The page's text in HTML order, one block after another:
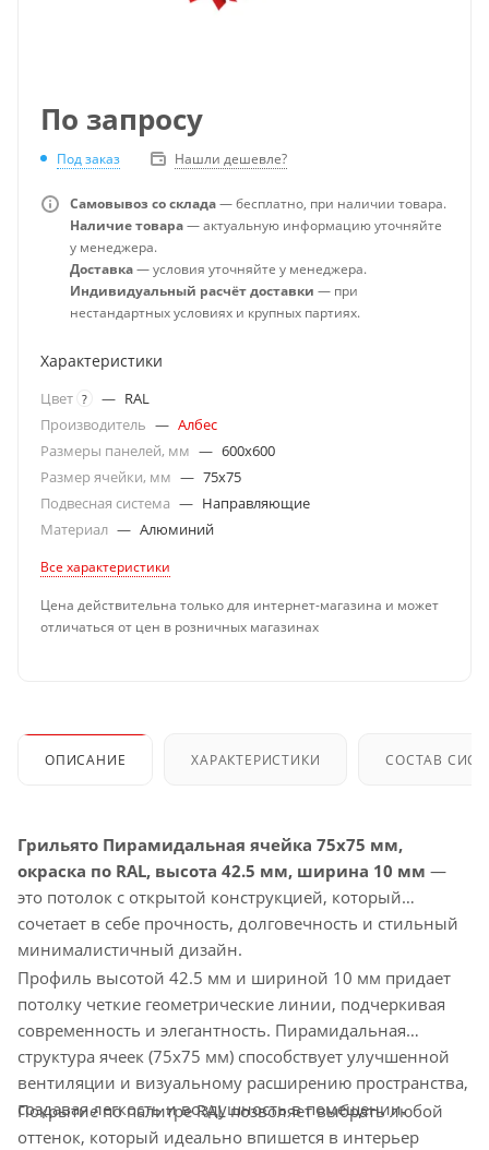
По запросу
Под заказ Нашли дешевле?
Самовывоз со склада— бесплатно, при наличии товара.
Наличие товара— актуальную информацию уточняйте
у менеджера.
Доставка— условия уточняйте у менеджера.
Индивидуальный расчёт доставки — при
нестандартных условиях и крупных партиях.
Характеристики
Цвет ? — RAL
Производитель — Албес
Размеры панелей, мм — 600x600
Размер ячейки, мм — 75x75
Подвесная система — Направляющие
Материал — Алюминий
Все характеристики
Цена действительна только для интернет-магазина и может
отличаться от цен в розничных магазинах
ОПИСАНИЕ ХАРАКТЕРИСТИКИ СОСТАВ
Грильято Пирамидальная ячейка 75х75 мм,
окраска по RAL, высота 42.5 мм, ширина 10 мм —
это потолок с открытой конструкцией, который
сочетает в себе прочность, долговечность и стильный
минималистичный дизайн.
Профиль высотой 42.5 мм и шириной 10 мм придает
потолку четкие геометрические линии, подчеркивая
современность и элегантность. Пирамидальная
структура ячеек (75х75 мм) способствует улучшенной
вентиляции и визуальному расширению пространства,
создавая легкость и воздушность в помещении.
Покрытие по палитре RAL позволяет выбрать любой
оттенок, который идеально впишется в интерьер